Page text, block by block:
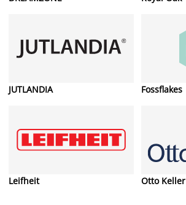
JUTLANDIA Fossflakes
Leifheit Otto Keller